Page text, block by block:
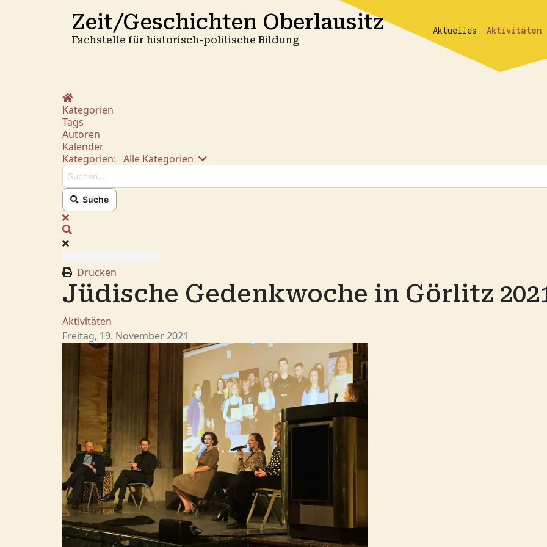
Zeit/Geschichten Oberlausitz
Fachstelle für historisch-politische Bildung
Aktuelles Aktivitäten
Home
Kategorien
Tags
Autoren
Kalender
Kategorien: Alle Kategorien Suchen...
Suche
x
Drucken
Jüdische Gedenkwoche in Görlitz
Aktivitäten
Freitag, 19. November 2021